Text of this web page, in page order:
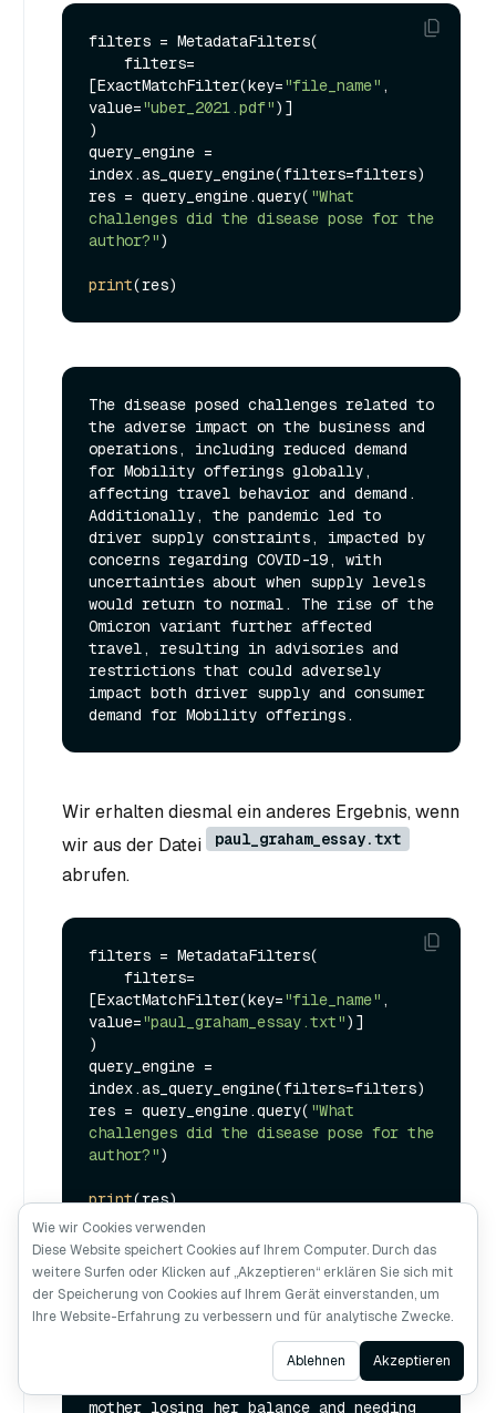
filters = MetadataFilters(
[ExactMatchFilter(key="file_name" ,
value="uber_2021.pdf")]
)
query_engine =
index.as_query_engine(filters=filters)
res = query_engine.query( "What
challenges did the disease pose for the
author?")
print
The disease posed challenges related to
the adverse impact on the business and
operations, including reduced demand
for Mobility offerings globally,
affecting travel behavior and demand.
Additionally, the pandemic led to
driver supply constraints, impacted by
concerns regarding COVID-19, with
uncertainties about when supply levels
would return to normal. The rise of the
Omicron variant further affected
travel, resulting in advisories and
restrictions that could adversely
impact both driver supply and consumer
Wir erhalten diesmal ein anderes Ergebnis, wenn
wir aus der Datei
paul_graham_essay.txt
abrufen.
filters = MetadataFilters(
[ExactMatchFilter(key="file_name" ,
value="paul_graham_essay.txt")]
)
query_engine =
index.as_query_engine(filters=filters)
res = query_engine.query( "What
challenges did the disease pose for the
author?")
print
The disease posed challenges for the
author as it affected his mother's
health, leading to a stroke caused by
colon cancer. This resulted in his
mother losing her balance and needing
Ask AI
Wie wir Cookies verwenden
Diese Website speichert Cookies auf Ihrem Computer. Durch das
weitere Surfen oder Klicken auf „Akzeptieren“ erklären Sie sich mit
der Speicherung von Cookies auf Ihrem Gerät einverstanden, um
Ihre Website-Erfahrung zu verbessern und für analytische Zwecke.
Ablehnen Akzeptieren